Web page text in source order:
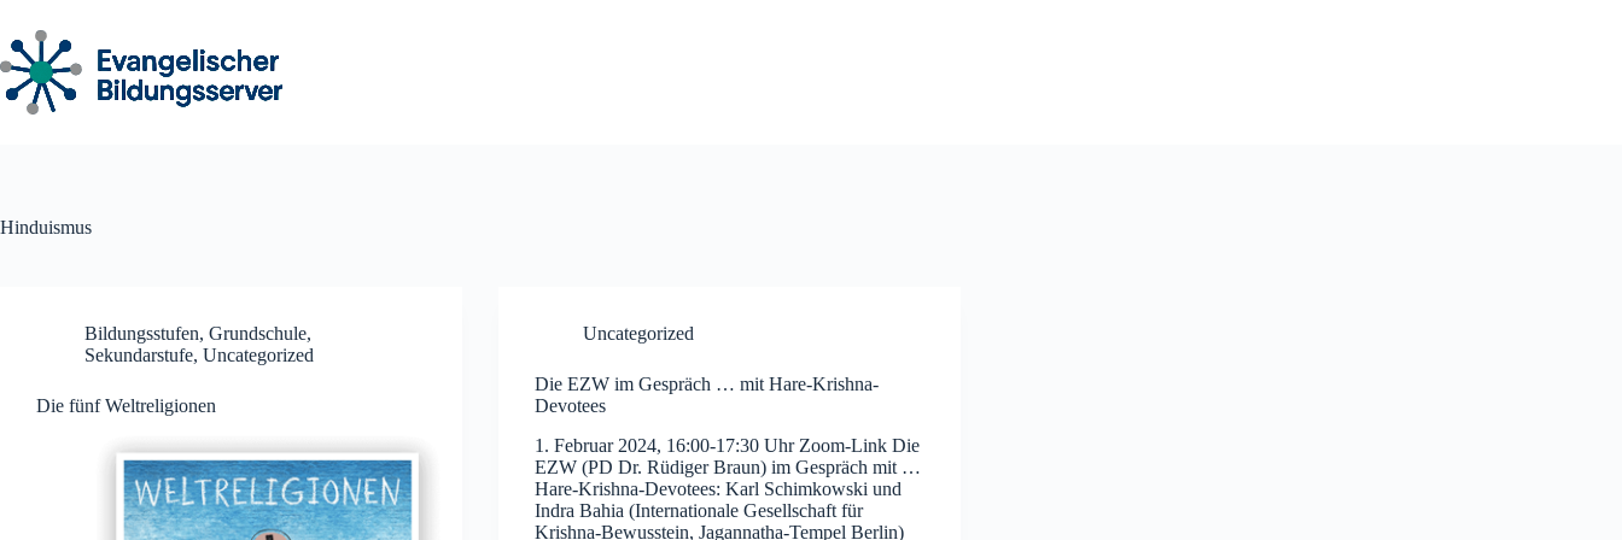
Inhalt
springen
Hinduismus
Bildungsstufen, Grundschule,
Sekundarstufe, Uncategorized
Die fünf Weltreligionen
Uncategorized
Die EZW im Gespräch … mit Hare-Krishna-
Devotees
1. Februar 2024, 16:00-17:30 Uhr Zoom-Link Die
EZW (PD Dr. Rüdiger Braun) im Gespräch mit …
Hare-Krishna-Devotees: Karl Schimkowski und
Indra Bahia (Internationale Gesellschaft für
Krishna-Bewusstein, Jagannatha-Tempel Berlin)